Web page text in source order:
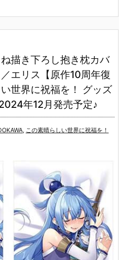
描き下ろし抱き枕カバ
エリス【原作10周年復
世界に祝福を！ グッズ
年12月発売予定♪
, この素晴らしい世界に祝福を！